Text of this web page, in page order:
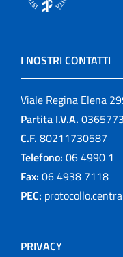
I NOSTRI CONTATTI
Viale Regina Elena
Partita I.V.A.
C.F. 80211730587
Telefono: 06 4990 1
Fax: 06 4938 7118
PEC:
PRIVACY